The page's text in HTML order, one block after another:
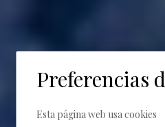
Inicio
Preferencias
Esta página web usa cookies